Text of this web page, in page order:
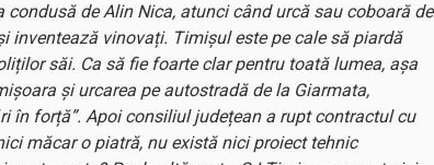
de Alin Nica, atunci când urcă sau coboară de
inventează vinovați. Timișul este pe cale să piardă
săi. Ca să fie foarte clar pentru toată lumea, așa
și urcarea pe autostradă de la Giarmata,
în forță”. Apoi consiliul județean a rupt contractul cu
măcar o piatră, nu există nici proiect tehnic